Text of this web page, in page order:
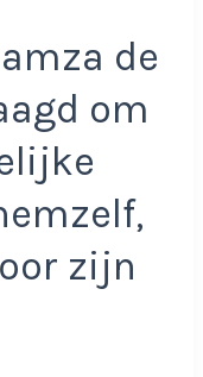
de
om
zijn